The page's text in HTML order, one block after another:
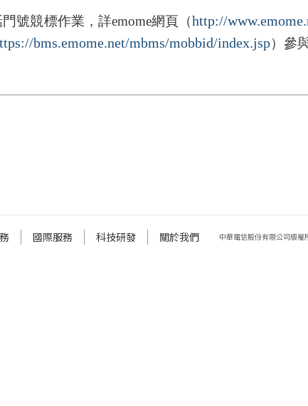
號競標作業，詳emome網頁（http://
bms.emome.net/mbms/mobbid/index.jsp）參
國際服務 科技研發 關於我們 中華電信股份有限公司版權